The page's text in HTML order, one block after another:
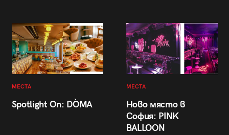
МЕСТА
Spotlight On: DÒMA
МЕСТА
Ново място в
София: PINK
BALLOON